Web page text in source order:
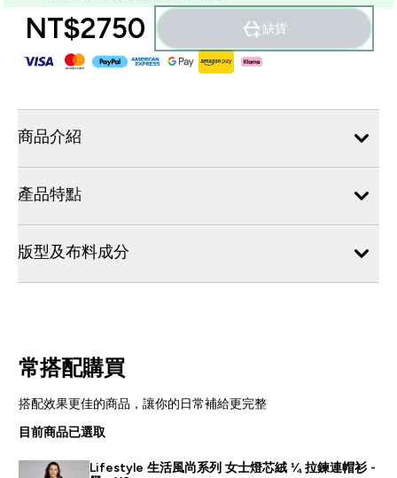
NT$2750‎ 缺貨
商品介紹
產品特點
版型及布料成分
常搭配購買
搭配效果更佳的商品，讓你的日常補給更完整
目前商品已選取
Lifestyle 生活風尚系列 女士燈芯絨 ¼ 拉鍊連帽衫 -